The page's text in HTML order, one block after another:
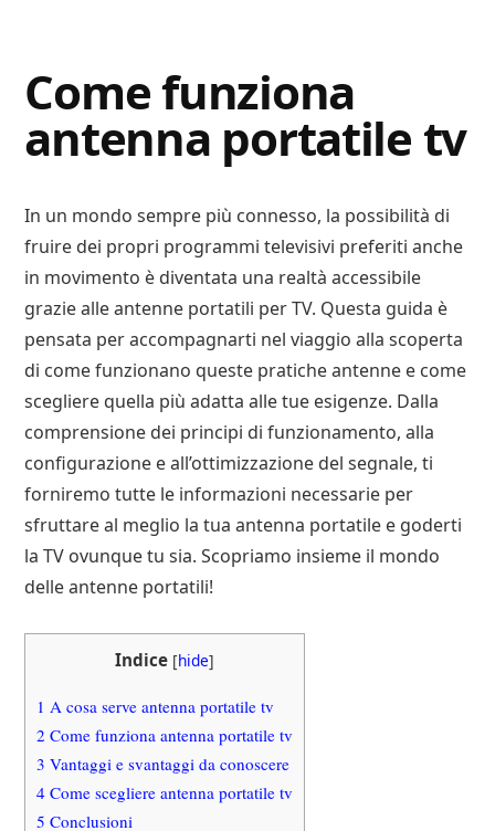
Advisory
Come funziona
antenna portatile tv
In un mondo sempre più connesso, la possibilità di
fruire dei propri programmi televisivi preferiti anche
in movimento è diventata una realtà accessibile
grazie alle antenne portatili per TV. Questa guida è
pensata per accompagnarti nel viaggio alla scoperta
di come funzionano queste pratiche antenne e come
scegliere quella più adatta alle tue esigenze. Dalla
comprensione dei principi di funzionamento, alla
configurazione e all’ottimizzazione del segnale, ti
forniremo tutte le informazioni necessarie per
sfruttare al meglio la tua antenna portatile e goderti
la TV ovunque tu sia. Scopriamo insieme il mondo
delle antenne portatili!
Indice [hide]
1 A cosa serve antenna portatile tv
2 Come funziona antenna portatile tv
3 Vantaggi e svantaggi da conoscere
4 Come scegliere antenna portatile tv
5 Conclusioni